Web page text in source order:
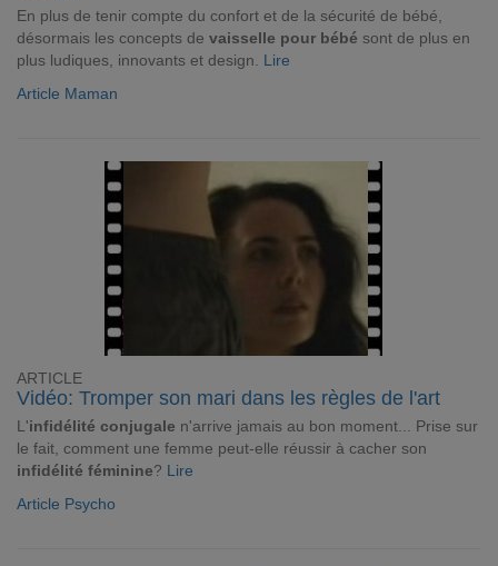
En plus de tenir compte du confort et de la sécurité de bébé,
désormais les concepts de vaisselle pour bébé sont de plus en
plus ludiques, innovants et design. Lire
Article Maman
ARTICLE
Vidéo: Tromper son mari dans les règles de l'art
L'infidélité conjugale n'arrive jamais au bon moment... Prise sur
le fait, comment une femme peut-elle réussir à cacher son
infidélité féminine? Lire
Article Psycho